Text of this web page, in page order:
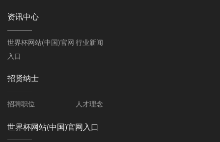
资讯中心
世界杯网站(中国)官网
入口
行业新闻
招贤纳士
招聘职位 人才理念
世界杯网站(中国)官网入口